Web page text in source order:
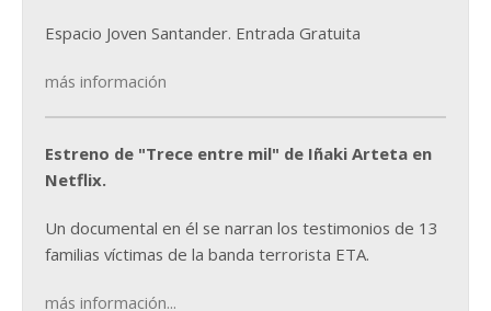
Espacio Joven Santander. Entrada Gratuita
más información
Estreno de "Trece entre mil" de Iñaki Arteta en
Netflix.
Un documental en él se narran los testimonios de 13
familias víctimas de la banda terrorista ETA.
más información...